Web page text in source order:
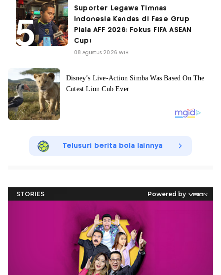
Suporter Legawa Timnas
Indonesia Kandas di Fase Grup
Piala AFF 2026: Fokus FIFA ASEAN
Cup!
08 Agustus 2026 WIB
Telusuri berita bola lainnya